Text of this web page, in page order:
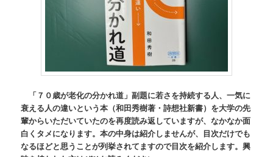
「７０歳が老化の分かれ道」副題に若さを持続する人、一気に
衰える人の違いという本（和田秀樹著・詩想社新書）を大学の先
輩からいただいていたのを再度読み返していますが、なかなか面
白くタメになります。本の中身は紹介しませんが、目次だけでも
なるほどと思うことが列挙されてますので目次を紹介します。興